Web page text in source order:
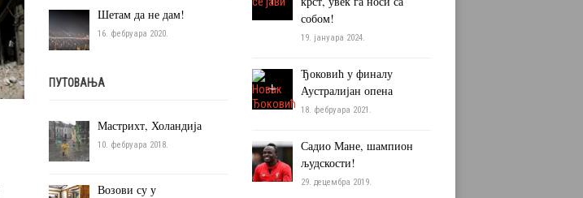
Шетам да не дам!
16. фебруара 2020.
ПУТОВАЊА
Мастрихт, Холандија
10. фебруара 2018.
Возови су у
собом!
19. јануара 2024.
Ђоковић у финалу
Аустралијан опена
18. фебруара 2021.
Садио Мане, шампион
људскости!
29. децембра 2019.